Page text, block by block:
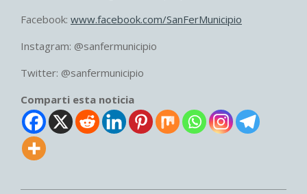
Facebook: www.facebook.com/SanFerMunicipio
Instagram: @sanfermunicipio
Twitter: @sanfermunicipio
Comparti esta noticia